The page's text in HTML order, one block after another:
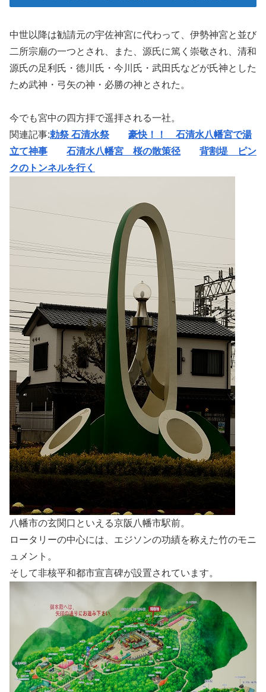
中世以降は勧請元の宇佐神宮に代わって、伊勢神宮と並び
二所宗廟の一つとされ、また、源氏に篤く崇敬され、清和
源氏の足利氏・徳川氏・今川氏・武田氏などが氏神とした
ため武神・弓矢の神・必勝の神とされた。
今でも宮中の四方拝で遥拝される一社。
関連記事:勅祭 石清水祭
豪快！！ 石清水八幡宮で湯
立て神事
石清水八幡宮 桜の散策径
背割堤 ピン
クのトンネルを行く
八幡市の玄関口といえる京阪八幡市駅前。
ロータリーの中心には、エジソンの功績を称えた竹のモニ
ュメント。
そして非核平和都市宣言碑が設置されています。